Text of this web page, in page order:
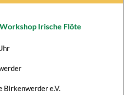
Irische Flöte
Birkenwerder e.V.